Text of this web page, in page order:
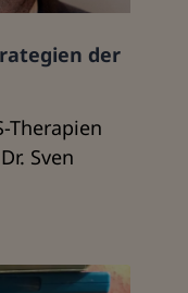
der
Therapien
Sven